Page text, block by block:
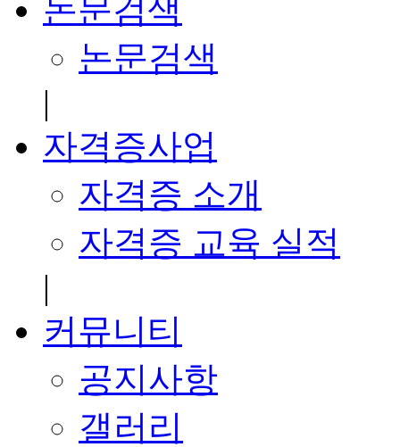
논문검색
논문검색
|
자격증사업
자격증 소개
자격증 교육 실적
|
커뮤니티
공지사항
갤러리